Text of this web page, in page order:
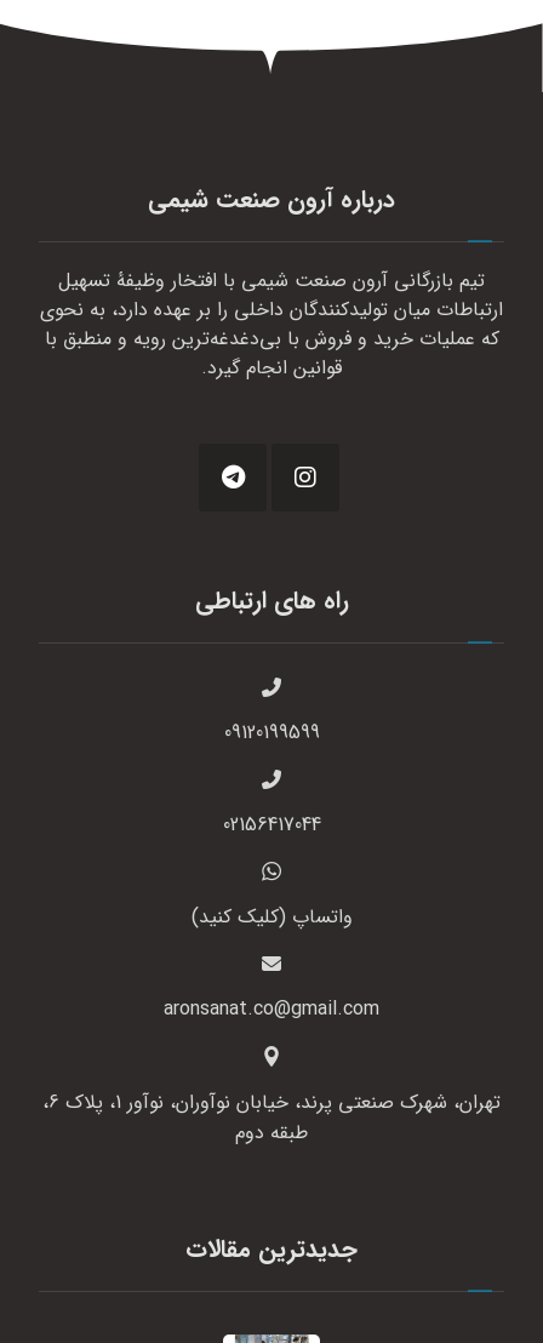
درباره آرون صنعت شیمی
تیم بازرگانی آرون صنعت شیمی با افتخار وظیفهٔ تسهیل
ارتباطات میان تولیدکنندگان داخلی را بر عهده دارد، به نحوی
که عملیات خرید و فروش با بی‌دغدغه‌ترین رویه و منطبق با
قوانین انجام گیرد.
راه های ارتباطی
09120199599
02156417044
واتساپ (کلیک کنید)
aronsanat.co@gmail.com
تهران، شهرک صنعتی پرند، خیابان نوآوران، نوآور 1، پلاک 6،
طبقه دوم
جدیدترین مقالات